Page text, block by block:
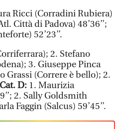
Ricci (Corradini Rubiera)
Città di Padova) 48’36’’;
52’23’’.
2. Stefano
3. Giuseppe Pinca
Grassi (Correre è bello); 2.
Cat. D: 1. Maurizia
2. Sally Goldsmith
Faggin (Salcus) 59’45’’.